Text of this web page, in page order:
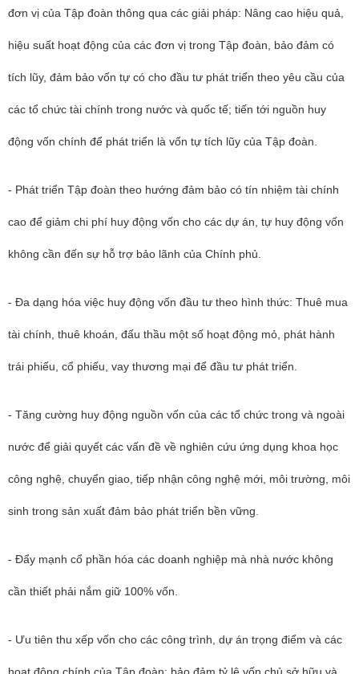
đơn vị của Tập đoàn thông qua các giải pháp: Nâng cao hiệu quả,
hiệu suất hoạt động của các đơn vị trong Tập đoàn, bảo đảm có
tích lũy, đảm bảo vốn tự có cho đầu tư phát triển theo yêu cầu của
các tổ chức tài chính trong nước và quốc tế; tiến tới nguồn huy
động vốn chính để phát triển là vốn tự tích lũy của Tập đoàn.
- Phát triển Tập đoàn theo hướng đảm bảo có tín nhiệm tài chính
cao để giảm chi phí huy động vốn cho các dự án, tự huy động vốn
không cần đến sự hỗ trợ bảo lãnh của Chính phủ.
- Đa dạng hóa việc huy động vốn đầu tư theo hình thức: Thuê mua
tài chính, thuê khoán, đấu thầu một số hoạt động mỏ, phát hành
trái phiếu, cổ phiếu, vay thương mại để đầu tư phát triển.
- Tăng cường huy động nguồn vốn của các tổ chức trong và ngoài
nước để giải quyết các vấn đề về nghiên cứu ứng dụng khoa học
công nghệ, chuyển giao, tiếp nhận công nghệ mới, môi trường, môi
sinh trong sản xuất đảm bảo phát triển bền vững.
- Đẩy mạnh cổ phần hóa các doanh nghiệp mà nhà nước không
cần thiết phải nắm giữ 100% vốn.
- Ưu tiên thu xếp vốn cho các công trình, dự án trọng điểm và các